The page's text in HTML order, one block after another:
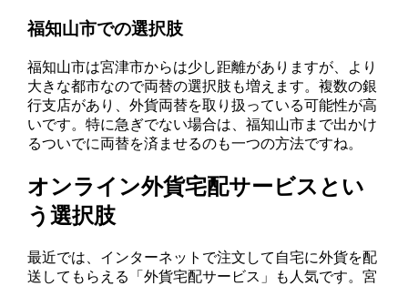
福知山市での選択肢
福知山市は宮津市からは少し距離がありますが、より
大きな都市なので両替の選択肢も増えます。複数の銀
行支店があり、外貨両替を取り扱っている可能性が高
いです。特に急ぎでない場合は、福知山市まで出かけ
るついでに両替を済ませるのも一つの方法ですね。
オンライン外貨宅配サービスとい
う選択肢
最近では、インターネットで注文して自宅に外貨を配
送してもらえる「外貨宅配サービス」も人気です。宮